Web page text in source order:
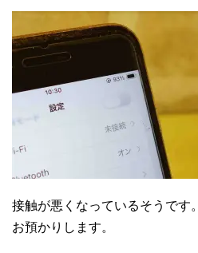
接触が悪くなっているそうです。
お預かりします。